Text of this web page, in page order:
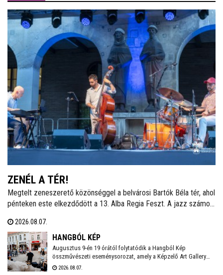
ZENÉL A TÉR!
Megtelt zeneszerető közönséggel a belvárosi Bartók Béla tér, ahol
pénteken este elkezdődött a 13. Alba Regia Feszt. A jazz számos
Iskola végzős diákjainak fellépése nyitotta. Itt és a Szent István
Király Múzeum Díszudvarán szombaton és vasárnap este is
ingyenes koncertek várják a fehérváriakat és minden kedves
vendéget.
2026.08.07.
HANGBÓL KÉP
Augusztus 9-én 19 órától folytatódik a Hangból Kép
összművészeti eseménysorozat, amely a Képzelő Art Gallery
művészeti közösségéhez kapcsolódó kezdeményezésként,
2026.08.07.